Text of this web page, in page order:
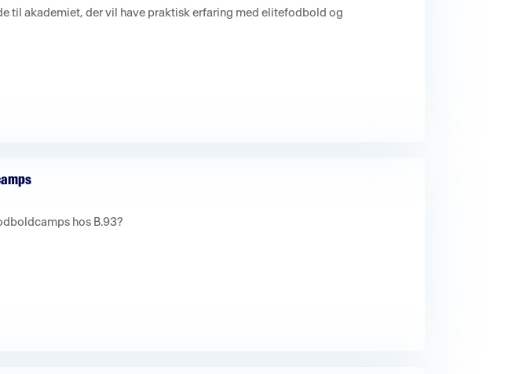
til akademiet, der vil have praktisk erfaring med elitefodbold og
hos B.93?